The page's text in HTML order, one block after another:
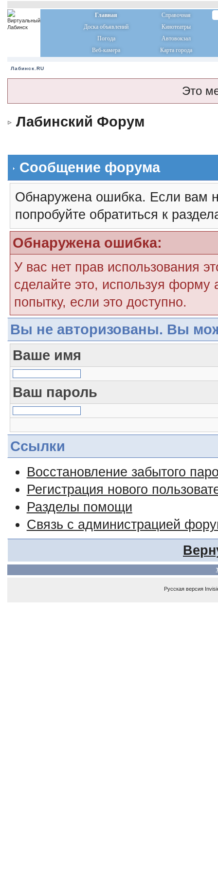
Главная
Справочная
Доска объявлений
Кинотеатры
Погода
Автовокзал
Веб-камера
Карта города
Лабинск.RU
Это
Лабинский Форум
Сообщение форума
Обнаружена ошибка. Если вам
попробуйте обратиться к
Обнаружена ошибка:
У вас нет прав использования
сделайте это, используя форму
попытку, если это доступно.
Вы не авторизованы. Вы
Ваше имя
Ваш пароль
Ссылки
Восстановление забытого
Регистрация нового
Разделы помощи
Связь с администрацией
Русская версия